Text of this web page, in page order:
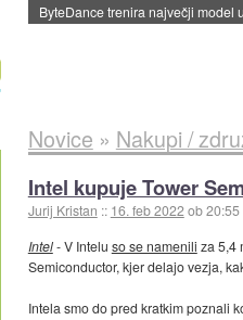
ByteDance trenira največji model
Novice » Nakupi /
Intel kupuje Tower
Jurij Kristan :: 16. feb 2022ob 20:55
Intel- V Intelu so se namenili za 5,4
Semiconductor, kjer delajo vezja,
Intela smo do pred kratkim poznali